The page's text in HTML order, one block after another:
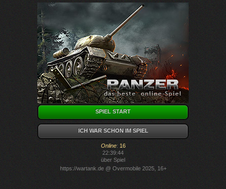
SPIEL START
ICH WAR SCHON IM SPIEL
Online: 16
22:39:44
über Spiel
https://wartank.de@ Overmobile 2025, 16+